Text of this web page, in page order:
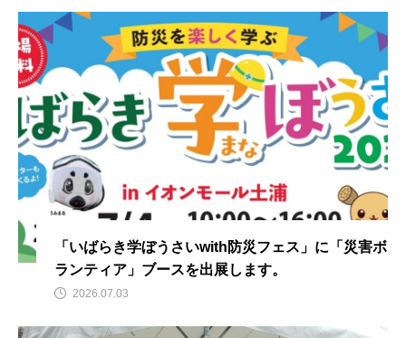
TAG LIST
タグをクリックしていただくと、タグトップページへ移動します。
イベント ボラセン 研修
茨城県外の災害ボランティア募集情報
バックナンバー ボランティア休暇
協定締結 災害ボランティア条例 高速道路
寄附金 寄付金 寄付金贈呈式
災害ボランティア
いばらき学ぼうさい 高校 ボランティア
「いばらき学ぼうさいwith防災フェス」に「災害ボ
ランティア」ブースを出展します。
2026.07.03